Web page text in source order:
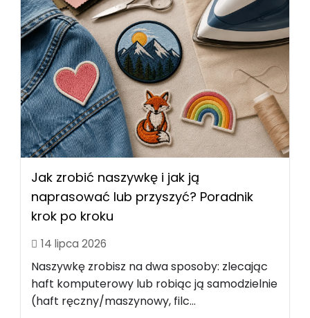
Jak zrobić naszywkę i jak ją
naprasować lub przyszyć? Poradnik
krok po kroku
14 lipca 2026
Naszywkę zrobisz na dwa sposoby: zlecając
haft komputerowy lub robiąc ją samodzielnie
(haft ręczny/maszynowy, filc...